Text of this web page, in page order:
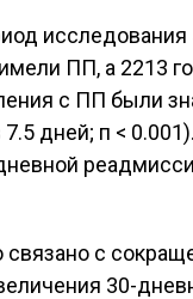
исследования
ПП, а 2213
с ПП были
7.5 дней; п <
связано с
30-